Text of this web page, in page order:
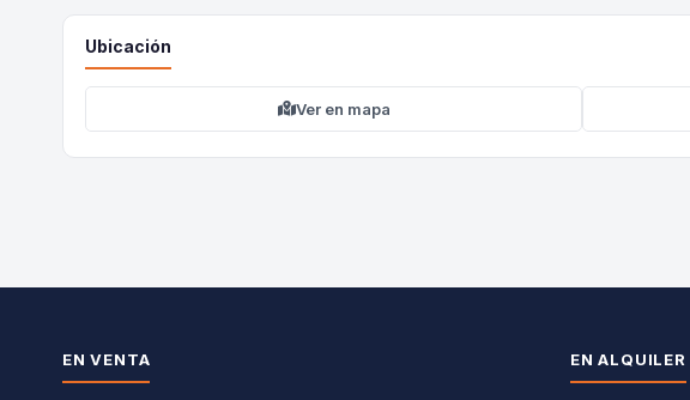
Ubicación
Ver en mapa
EN VENTA EN ALQUILER